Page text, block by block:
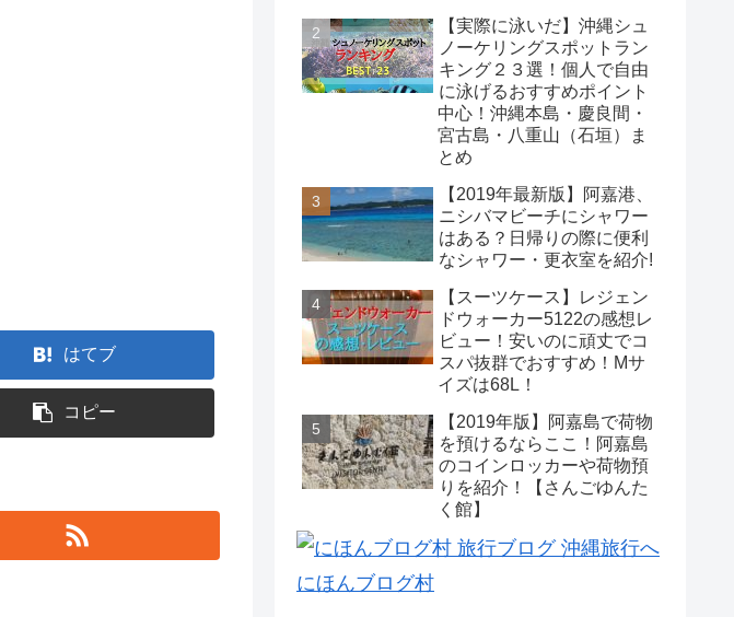
はてブ
コピー
【実際に泳いだ】沖縄シュ
ノーケリングスポットラン
キング２３選！個人で自由
に泳げるおすすめポイント
中心！沖縄本島・慶良間・
宮古島・八重山（石垣）ま
とめ
【2019年最新版】阿嘉港、
ニシバマビーチにシャワー
はある？日帰りの際に便利
なシャワー・更衣室を紹介!
【スーツケース】レジェン
ドウォーカー5122の感想レ
ビュー！安いのに頑丈でコ
スパ抜群でおすすめ！Mサ
イズは68L！
【2019年版】阿嘉島で荷物
を預けるならここ！阿嘉島
のコインロッカーや荷物預
りを紹介！【さんごゆんた
く館】
にほんブログ村